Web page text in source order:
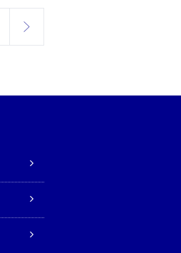
weiter